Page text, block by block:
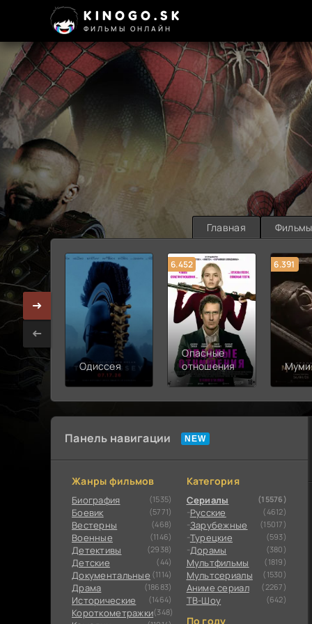
KINOGO.SK
ФИЛЬМЫ ОНЛАЙН
Главная Фильмы
Одиссея
6.452
Опасные
отношения
6.391
Панель навигации
Жанры фильмов
Биография (1535)
Боевик (5771)
Вестерны (468)
Военные (1146)
Детективы (2938)
Детские (44)
Документальные (1114)
Драма (18683)
Исторические (1464)
Короткометражки(348)
Категория
Сериалы (15576)
Русские (4612)
Зарубежные (15017)
Турецкие (593)
Дорамы (380)
Мультфильмы (1819)
Мультсериалы (1530)
Аниме сериал (2267)
ТВ-Шоу (642)
По году